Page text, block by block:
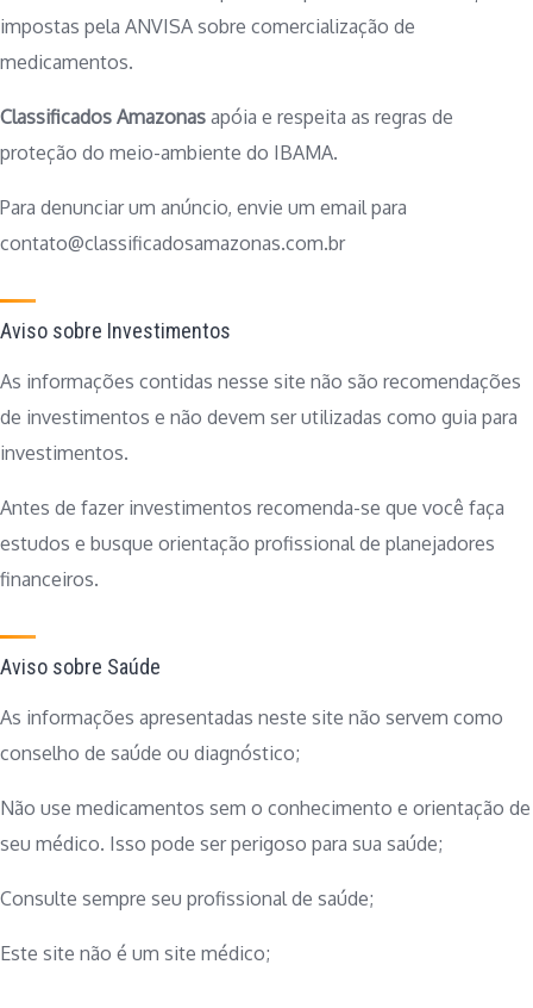
impostas pela ANVISA sobre comercialização de
medicamentos.
Classificados Amazonas apóia e respeita as regras de
proteção do meio-ambiente do IBAMA.
Para denunciar um anúncio, envie um email para
contato@classificadosamazonas.com.br
Aviso sobre Investimentos
As informações contidas nesse site não são recomendações
de investimentos e não devem ser utilizadas como guia para
investimentos.
Antes de fazer investimentos recomenda-se que você faça
estudos e busque orientação profissional de planejadores
financeiros.
Aviso sobre Saúde
As informações apresentadas neste site não servem como
conselho de saúde ou diagnóstico;
Não use medicamentos sem o conhecimento e orientação de
seu médico. Isso pode ser perigoso para sua saúde;
Consulte sempre seu profissional de saúde;
Este site não é um site médico;